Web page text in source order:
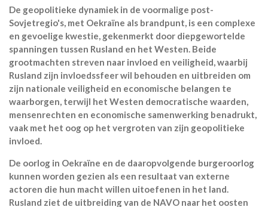
De geopolitieke dynamiek in de voormalige post-
Sovjetregio's, met Oekraïne als brandpunt, is een complexe
en gevoelige kwestie, gekenmerkt door diepgewortelde
spanningen tussen Rusland en het Westen. Beide
grootmachten streven naar invloed en veiligheid, waarbij
Rusland zijn invloedssfeer wil behouden en uitbreiden om
zijn nationale veiligheid en economische belangen te
waarborgen, terwijl het Westen democratische waarden,
mensenrechten en economische samenwerking benadrukt,
vaak met het oog op het vergroten van zijn geopolitieke
invloed.
De oorlog in Oekraïne en de daaropvolgende burgeroorlog
kunnen worden gezien als een resultaat van externe
actoren die hun macht willen uitoefenen in het land.
Rusland ziet de uitbreiding van de NAVO naar het oosten